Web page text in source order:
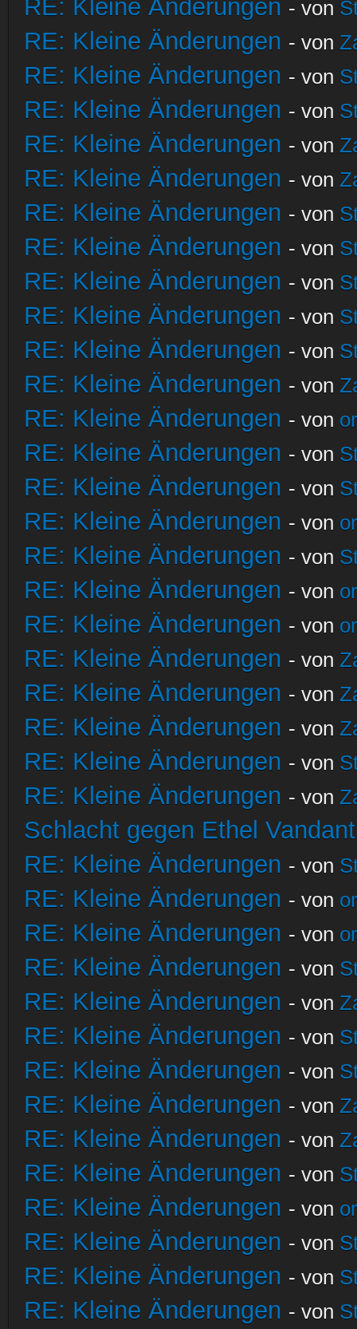
RE: Kleine Änderungen - von
RE: Kleine Änderungen - von
RE: Kleine Änderungen - von
RE: Kleine Änderungen - von
RE: Kleine Änderungen - von
RE: Kleine Änderungen - von
RE: Kleine Änderungen - von
RE: Kleine Änderungen - von
RE: Kleine Änderungen - von
RE: Kleine Änderungen - von
RE: Kleine Änderungen - von
RE: Kleine Änderungen - von
RE: Kleine Änderungen - von
RE: Kleine Änderungen - von
RE: Kleine Änderungen - von
RE: Kleine Änderungen - von
RE: Kleine Änderungen - von
RE: Kleine Änderungen - von
RE: Kleine Änderungen - von
RE: Kleine Änderungen - von
RE: Kleine Änderungen - von
RE: Kleine Änderungen - von
RE: Kleine Änderungen - von
RE: Kleine Änderungen - von
Schlacht gegen Ethel Vandant
RE: Kleine Änderungen - von
RE: Kleine Änderungen - von
RE: Kleine Änderungen - von
RE: Kleine Änderungen - von
RE: Kleine Änderungen - von
RE: Kleine Änderungen - von
RE: Kleine Änderungen - von
RE: Kleine Änderungen - von
RE: Kleine Änderungen - von
RE: Kleine Änderungen - von
RE: Kleine Änderungen - von
RE: Kleine Änderungen - von
RE: Kleine Änderungen - von
RE: Kleine Änderungen - von